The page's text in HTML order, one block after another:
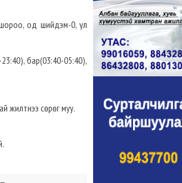
од шийдэм-0, үл
бар(03:40-05:40),
жилтнээ сөрөг муу.